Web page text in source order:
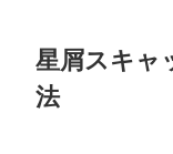
星屑スキャ
法